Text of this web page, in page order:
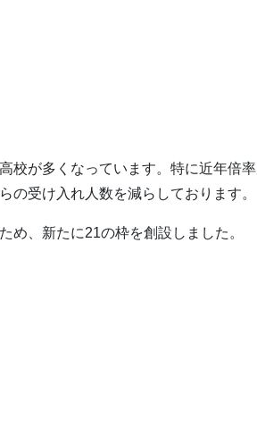
校が多くなっています。特に近年倍
の受け入れ人数を減らしております。
め、新たに21の枠を創設しました。